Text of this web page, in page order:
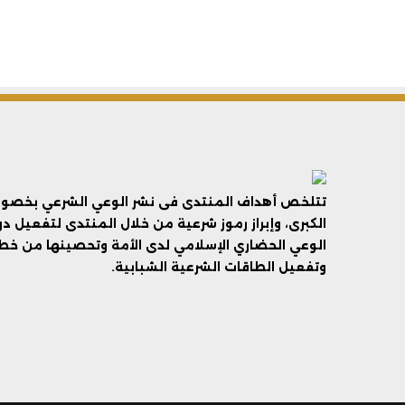
تتلخص أهداف المنتدى فى نشر الوعي الشرعي
الكبرى، وإبراز رموز شرعية من خلال المنتدى
الوعي الحضاري الإسلامي لدى الأمة وتحصينها من
وتفعيل الطاقات الشرعية الشبابية.